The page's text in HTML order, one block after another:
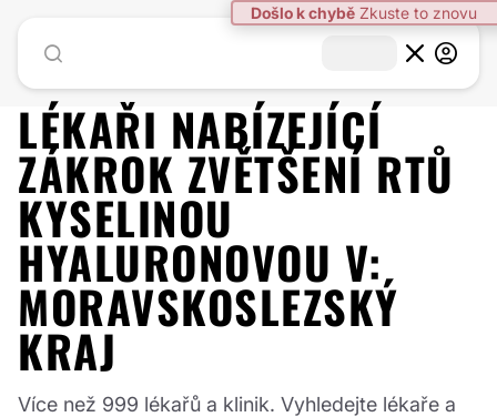
LÉKAŘI NABÍZEJÍCÍ
ZÁKROK ZVĚTŠENÍ RTŮ
KYSELINOU
HYALURONOVOU V:
MORAVSKOSLEZSKÝ
KRAJ
Více než 999 lékařů a klinik. Vyhledejte lékaře a